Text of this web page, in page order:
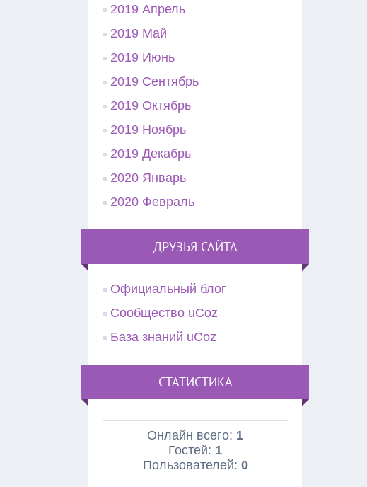
2019 Апрель
2019 Май
2019 Июнь
2019 Сентябрь
2019 Октябрь
2019 Ноябрь
2019 Декабрь
2020 Январь
2020 Февраль
ДРУЗЬЯ САЙТА
Официальный блог
Сообщество uCoz
База знаний uCoz
СТАТИСТИКА
Онлайн всего: 1
Гостей: 1
Пользователей: 0